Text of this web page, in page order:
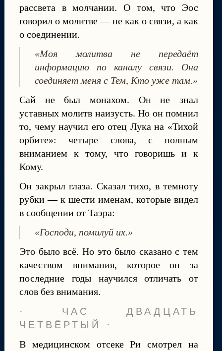
рассвета в молчании. О том, что Эос
говорил о молитве — не как о связи, а как
о соединении.
«Моя молитва не передаёт
информацию по каналу связи. Она
соединяет меня с Тем, Кто уже там.»
Сай не был монахом. Он не знал
уставных молитв наизусть. Но он помнил
то, чему научил его отец Лука на «Тихой
орбите»: четыре слова, с полным
вниманием к тому, что говоришь и к
Кому.
Он закрыл глаза. Сказал тихо, в темноту
рубки — к шести именам, которые видел
в сообщении от Таэра:
«Господи, помилуй их.»
Это было всё. Но это было сказано с тем
качеством внимания, которое он за
последние годы научился отличать от
слов без внимания.
· ЧАС ДВАДЦАТЬ
ЧЕТВЁРТЫЙ ·
В медицинском отсеке Ри смотрел на